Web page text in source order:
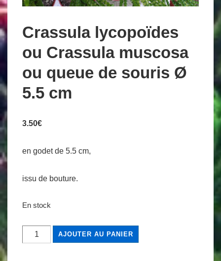
Crassula lycopoïdes
ou Crassula muscosa
ou queue de souris Ø
5.5 cm
3.50€
en godet de 5.5 cm,
issu de bouture.
En stock
quantité
de
AJOUTER AU PANIER